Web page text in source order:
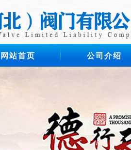
网站首页 公司介绍